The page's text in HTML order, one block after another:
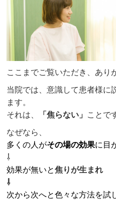
ここまでご覧いただき、あり
当院では、意識して患者様に
ます。
それは、
「焦らない」 ことで
なぜなら、
多くの人がその場の効果に目
⇩
効果が無いと焦りが生まれ
⇩
次から次へと色々な方法を試